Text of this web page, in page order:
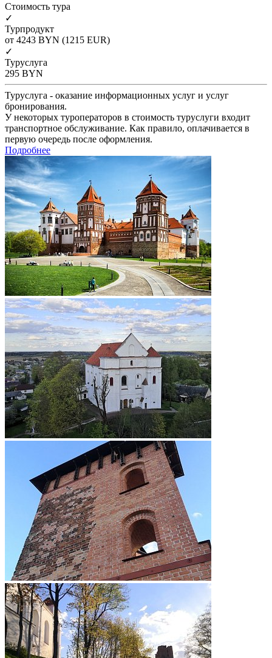
Cтоимость тура
✓
Турпродукт
от 4243 BYN (1215 EUR)
✓
Туруслуга
295 BYN
Туруслуга - оказание информационных услуг и услуг
бронирования.
У некоторых туроператоров в стоимость туруслуги входит
транспортное обслуживание. Как правило, оплачивается в
первую очередь после оформления.
Подробнее